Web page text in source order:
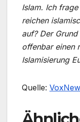
Islam. Ich
reichen
auf? Der
offenbar einen
Islamisierung
Quelle: